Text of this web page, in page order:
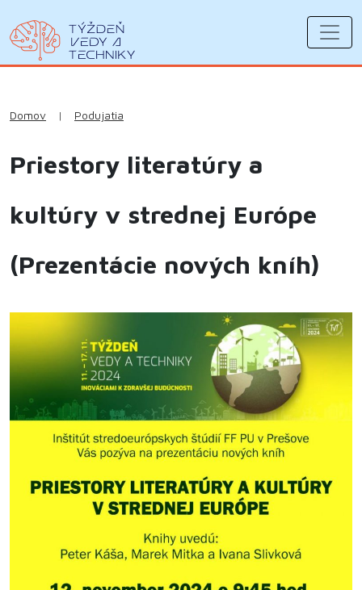
Domov | Podujatia
Priestory literatúry a
kultúry v strednej Európe
(Prezentácie nových kníh)